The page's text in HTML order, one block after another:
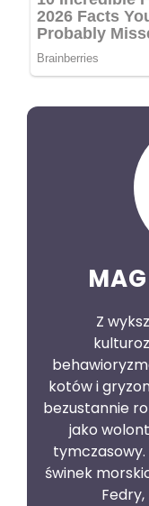
Z
kotów i
bezustannie
jako
świnek
Fedry,